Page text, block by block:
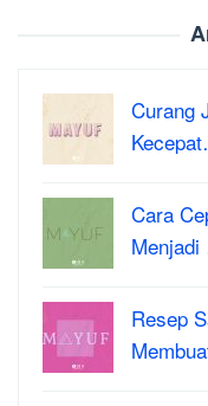
Curang
Cara
Resep